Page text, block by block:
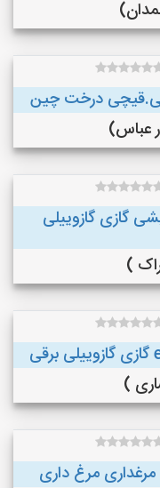
درخت چین
گازی گازوییلی
مرغ داری